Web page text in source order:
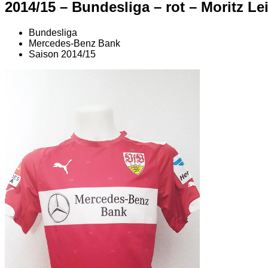
2014/15 – Bundesliga – rot – Moritz
Bundesliga
Mercedes-Benz Bank
Saison 2014/15